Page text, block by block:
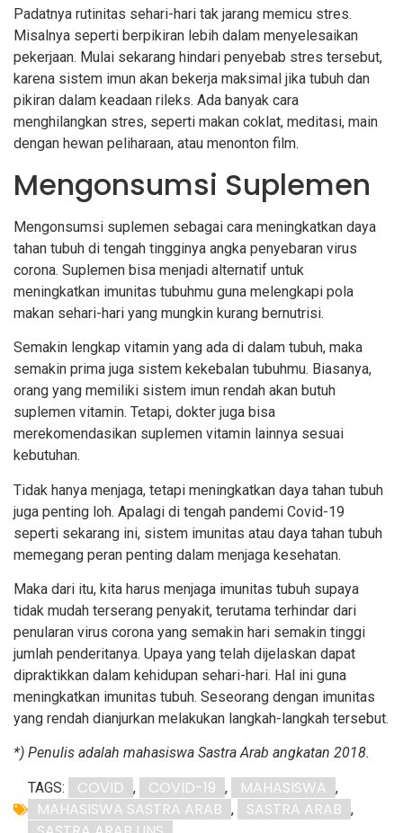
Padatnya rutinitas sehari-hari tak jarang memicu stres.
Misalnya seperti berpikiran lebih dalam menyelesaikan
pekerjaan. Mulai sekarang hindari penyebab stres tersebut,
karena sistem imun akan bekerja maksimal jika tubuh dan
pikiran dalam keadaan rileks. Ada banyak cara
menghilangkan stres, seperti makan coklat, meditasi, main
dengan hewan peliharaan, atau menonton film.
Mengonsumsi Suplemen
Mengonsumsi suplemen sebagai cara meningkatkan daya
tahan tubuh di tengah tingginya angka penyebaran virus
corona. Suplemen bisa menjadi alternatif untuk
meningkatkan imunitas tubuhmu guna melengkapi pola
makan sehari-hari yang mungkin kurang bernutrisi.
Semakin lengkap vitamin yang ada di dalam tubuh, maka
semakin prima juga sistem kekebalan tubuhmu. Biasanya,
orang yang memiliki sistem imun rendah akan butuh
suplemen vitamin. Tetapi, dokter juga bisa
merekomendasikan suplemen vitamin lainnya sesuai
kebutuhan.
Tidak hanya menjaga, tetapi meningkatkan daya tahan tubuh
juga penting loh. Apalagi di tengah pandemi Covid-19
seperti sekarang ini, sistem imunitas atau daya tahan tubuh
memegang peran penting dalam menjaga kesehatan.
Maka dari itu, kita harus menjaga imunitas tubuh supaya
tidak mudah terserang penyakit, terutama terhindar dari
penularan virus corona yang semakin hari semakin tinggi
jumlah penderitanya. Upaya yang telah dijelaskan dapat
dipraktikkan dalam kehidupan sehari-hari. Hal ini guna
meningkatkan imunitas tubuh. Seseorang dengan imunitas
yang rendah dianjurkan melakukan langkah-langkah tersebut.
*) Penulis adalah mahasiswa Sastra Arab angkatan 2018.
TAGS: COVID , COVID-19 , MAHASISWA ,
MAHASISWA SASTRA ARAB , SASTRA ARAB ,